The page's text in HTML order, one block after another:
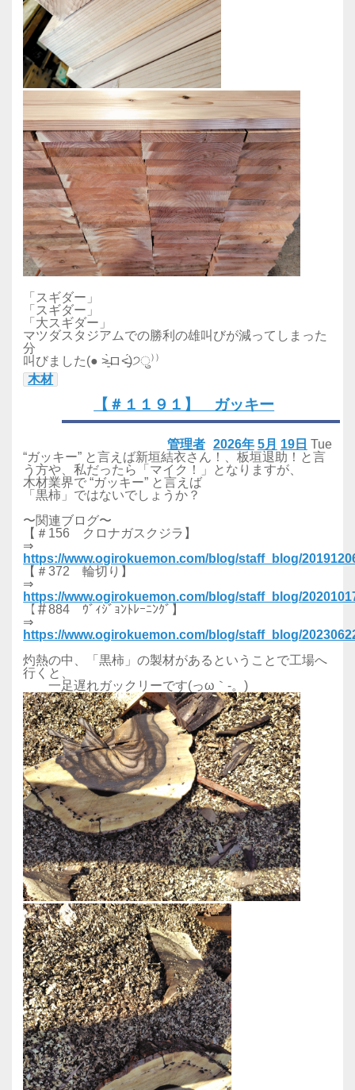
「スギダー」
「スギダー」
「大スギダー」
マツダスタジアムでの勝利の雄叫びが減ってしまった
分
叫びました(● ˃̶͈̀ロ˂̶͈́)੭ु⁾⁾
木材
【＃１１９１】 ガッキー
2026年 5月 19日 Tue
管理者
“ガッキー” と言えば新垣結衣さん！、板垣退助！と言
う方や、私だったら「マイク！」となりますが、
木材業界で “ガッキー” と言えば
「黒柿」ではないでしょうか？
〜関連ブログ〜
【＃156 クロナガスクジラ】
⇒
https://www.ogirokuemon.com/blog/staff_blog/
【＃372 輪切り】
⇒
https://www.ogirokuemon.com/blog/staff_blog/
【＃884 ｳﾞｨｼﾞｮﾝﾄﾚｰﾆﾝｸﾞ】
⇒
https://www.ogirokuemon.com/blog/staff_blog/
灼熱の中、「黒柿」の製材があるということで工場へ
行くと、
一足遅れガックリーです(っω｀-。)